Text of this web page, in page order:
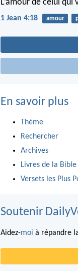
L’amour de celui
1 Jean 4:18 amour
En savoir plus
Thème
Rechercher
Archives
Livres de la Bible
Versets les Plus
Soutenir
Aidez-moi à répandre